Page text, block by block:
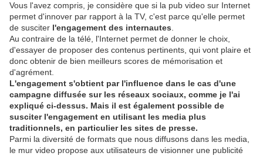
Vous l'avez compris, je considère que si la pub video sur Internet
permet d'innover par rapport à la TV, c'est parce qu'elle permet
de susciter l'engagement des internautes
Au contraire de la télé, l'Internet permet de donner le choix,
d'essayer de proposer des contenus pertinents, qui vont plaire et
donc obtenir de bien meilleurs scores de mémorisation et
d'agrément.
L'engagement s'obtient par l'influence dans le cas d'une
campagne diffusée sur les réseaux sociaux, comme je l'ai
expliqué ci-dessus. Mais il est également possible de
susciter l'engagement en utilisant les media plus
traditionnels, en particulier les sites de presse.
Parmi la diversité de formats que nous diffusons dans les media,
le mur video propose aux utilisateurs de visionner une publicité